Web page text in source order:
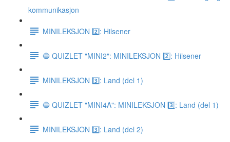
kommunikasjon
MINILEKSJON 2️⃣: Hilsener
🔵 QUIZLET "MINI2": MINILEKSJON 2️⃣: Hilsener
MINILEKSJON 3️⃣: Land (del 1)
🔵 QUIZLET "MINI4A": MINILEKSJON 3️⃣: Land (del 1)
MINILEKSJON 3️⃣: Land (del 2)